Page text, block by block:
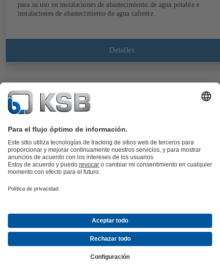
para su uso en instalaciones de abastecimiento de agua potable e
instalaciones de abastecimiento de agua caliente.
Detalles
CalioTherm S Pro
Bomba circuladora de velocidad variable para agua potable, de alta
eficiencia, sin mantenimiento, de rotor húmedo, con conexión roscada,
motor eléctrico y control continuo de la presión diferencial para su uso
en instalaciones de abastecimiento de agua potable y instalaciones de
abastecimiento de agua caliente.